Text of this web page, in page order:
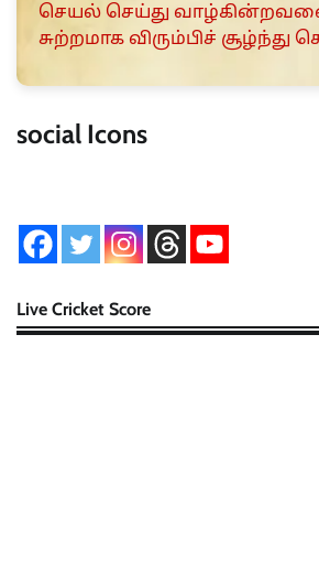
செயல் செய்து
சுற்றமாக விரும்பிச் சூழ்ந்து
social Icons
Live Cricket Score